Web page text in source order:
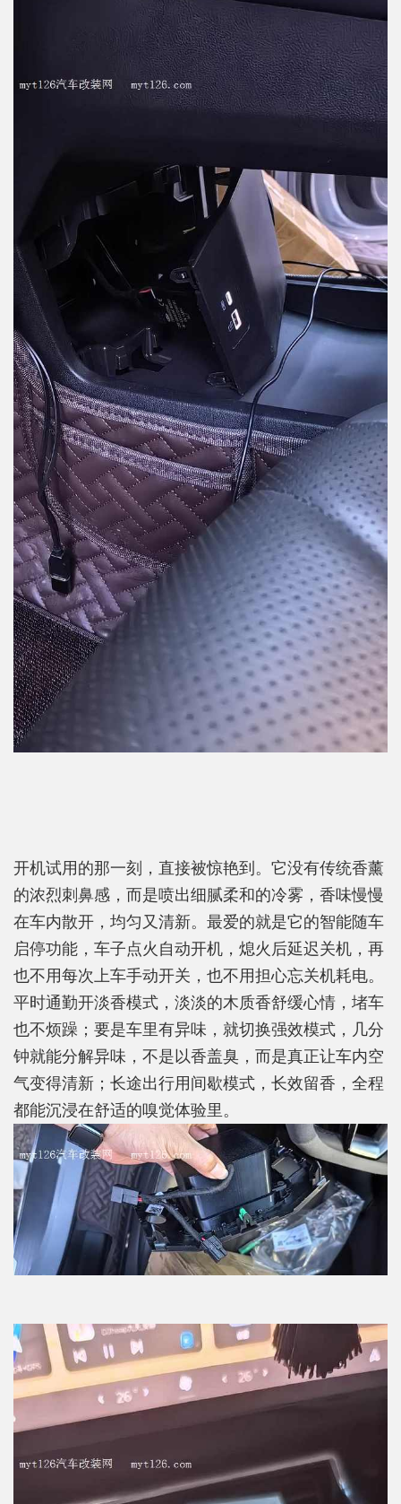
开机试用的那一刻，直接被惊艳到。它没有传统香薰
的浓烈刺鼻感，而是喷出细腻柔和的冷雾，香味慢慢
在车内散开，均匀又清新。最爱的就是它的智能随车
启停功能，车子点火自动开机，熄火后延迟关机，再
也不用每次上车手动开关，也不用担心忘关机耗电。
平时通勤开淡香模式，淡淡的木质香舒缓心情，堵车
也不烦躁；要是车里有异味，就切换强效模式，几分
钟就能分解异味，不是以香盖臭，而是真正让车内空
气变得清新；长途出行用间歇模式，长效留香，全程
都能沉浸在舒适的嗅觉体验里。